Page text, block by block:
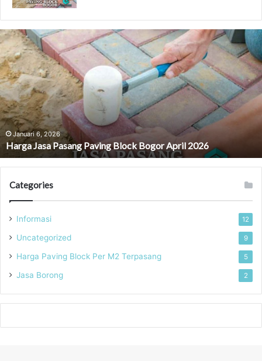
Harga
Jasa
Pasang
Paving
Block
Bogor
April
2026
Januari 6, 2026
Harga Jasa Pasang Paving Block Bogor April 2026
Categories
Informasi 12
Uncategorized 9
Harga Paving Block Per M2 Terpasang 5
Jasa Borong 2